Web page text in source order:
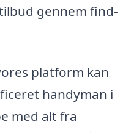
gennem find-
platform kan
handyman i
med alt fra